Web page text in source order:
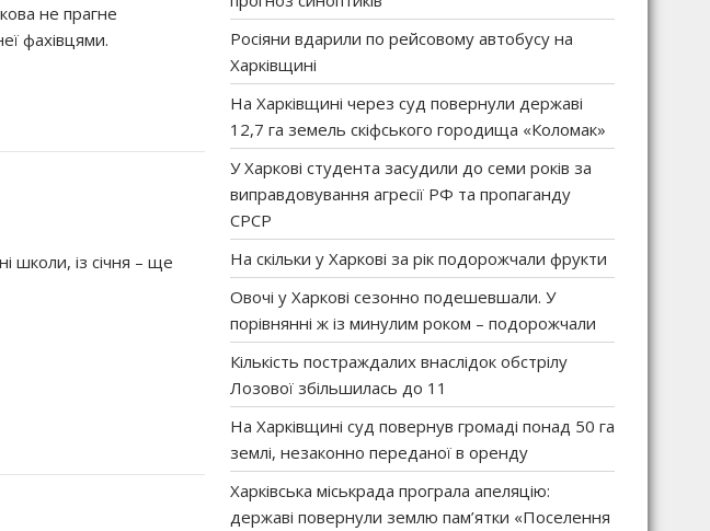
не прагне
фахівцями.
школи, із січня – ще
Росіяни вдарили по рейсовому автобусу на
Харківщині
На Харківщині через суд повернули державі
12,7 га земель скіфського городища «Коломак»
У Харкові студента засудили до семи років за
виправдовування агресії РФ та пропаганду
СРСР
На скільки у Харкові за рік подорожчали фрукти
Овочі у Харкові сезонно подешевшали. У
порівнянні ж із минулим роком – подорожчали
Кількість постраждалих внаслідок обстрілу
Лозової збільшилась до 11
На Харківщині суд повернув громаді понад 50 га
землі, незаконно переданої в оренду
Харківська міськрада програла апеляцію:
державі повернули землю пам’ятки «Поселення